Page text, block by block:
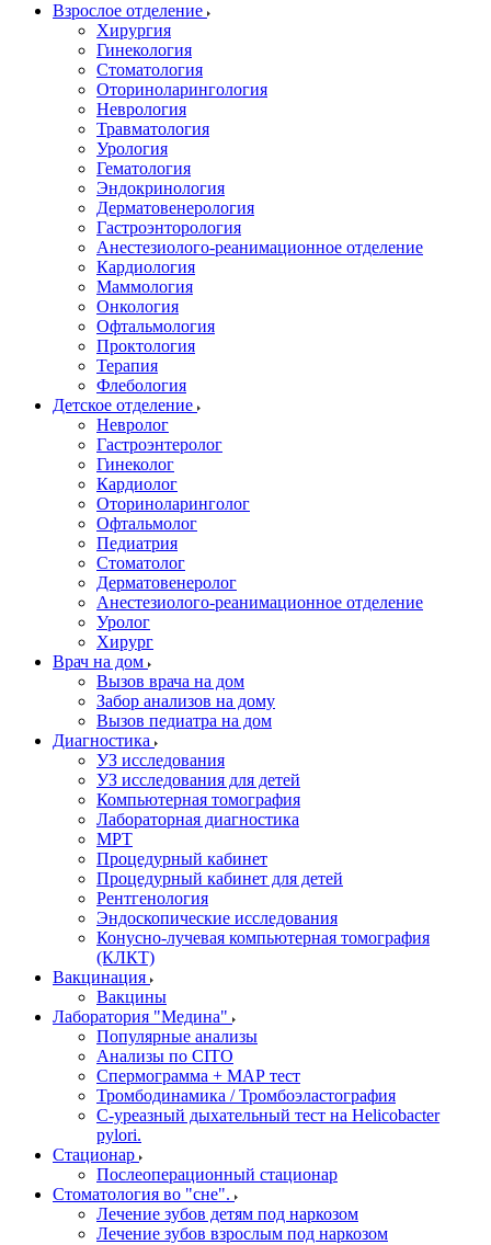
Взрослое отделение
Хирургия
Гинекология
Стоматология
Оториноларингология
Неврология
Травматология
Урология
Гематология
Эндокринология
Дерматовенерология
Гастроэнторология
Анестезиолого-реанимационное отделение
Кардиология
Маммология
Онкология
Офтальмология
Проктология
Терапия
Флебология
Детское отделение
Невролог
Гастроэнтеролог
Гинеколог
Кардиолог
Оториноларинголог
Офтальмолог
Педиатрия
Стоматолог
Дерматовенеролог
Анестезиолого-реанимационное отделение
Уролог
Хирург
Врач на дом
Вызов врача на дом
Забор анализов на дому
Вызов педиатра на дом
Диагностика
УЗ исследования
УЗ исследования для детей
Компьютерная томография
Лабораторная диагностика
МРТ
Процедурный кабинет
Процедурный кабинет для детей
Рентгенология
Эндоскопические исследования
Конусно-лучевая компьютерная томография
(КЛКТ)
Вакцинация
Вакцины
Лаборатория "Медина"
Популярные анализы
Анализы по CITO
Спермограмма + МАР тест
Тромбодинамика / Тромбоэластография
С-уреазный дыхательный тест на Helicobacter
pylori.
Стационар
Послеоперационный стационар
Стоматология во "сне".
Лечение зубов детям под наркозом
Лечение зубов взрослым под наркозом